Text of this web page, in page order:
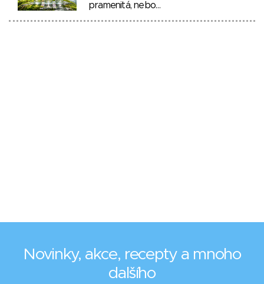
pramenitá, nebo…
Novinky, akce, recepty a mnoho
dalšího